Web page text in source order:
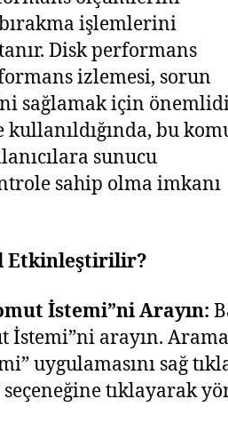
işlemlerini
Disk performans
izlemesi, sorun
sağlamak için
bu
sunucu
sahip olma imkanı
Etkinleştirilir?
İstemi”ni Arayın:
İstemi”ni arayın. Arama
uygulamasını sağ
seçeneğine tıklayarak